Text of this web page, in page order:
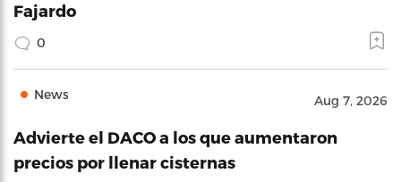
Fajardo
0
News Aug 7, 2026
Advierte el DACO a los que aumentaron
precios por llenar cisternas